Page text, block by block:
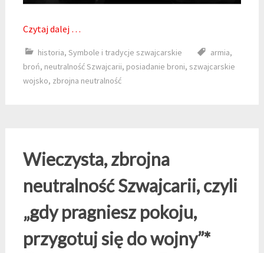
Czytaj dalej …
historia, Symbole i tradycje szwajcarskie armia,
broń, neutralność Szwajcarii, posiadanie broni, szwajcarskie
wojsko, zbrojna neutralność
Wieczysta, zbrojna
neutralność Szwajcarii, czyli
„gdy pragniesz pokoju,
przygotuj się do wojny”*